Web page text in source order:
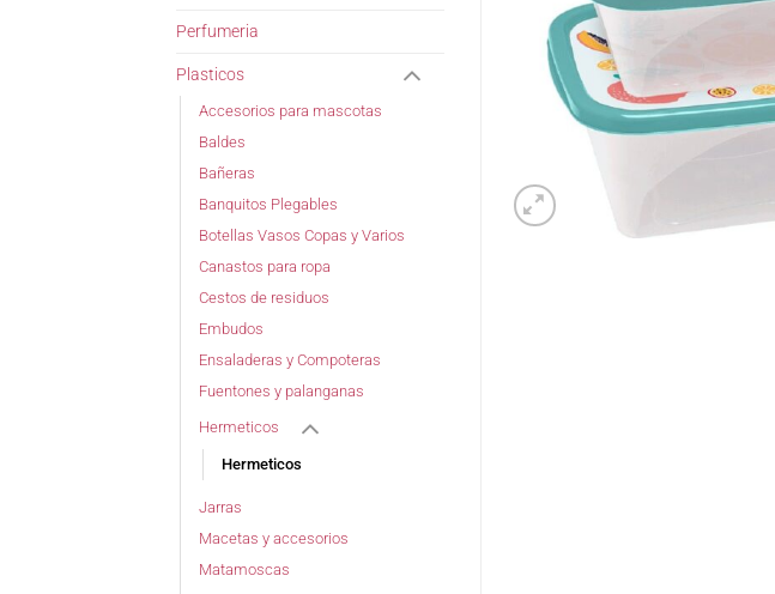
Perfumeria
Plasticos
Accesorios para mascotas
Baldes
Bañeras
Banquitos Plegables
Botellas Vasos Copas y Varios
Canastos para ropa
Cestos de residuos
Embudos
Ensaladeras y Compoteras
Fuentones y palanganas
Hermeticos
Hermeticos
Jarras
Macetas y accesorios
Matamoscas